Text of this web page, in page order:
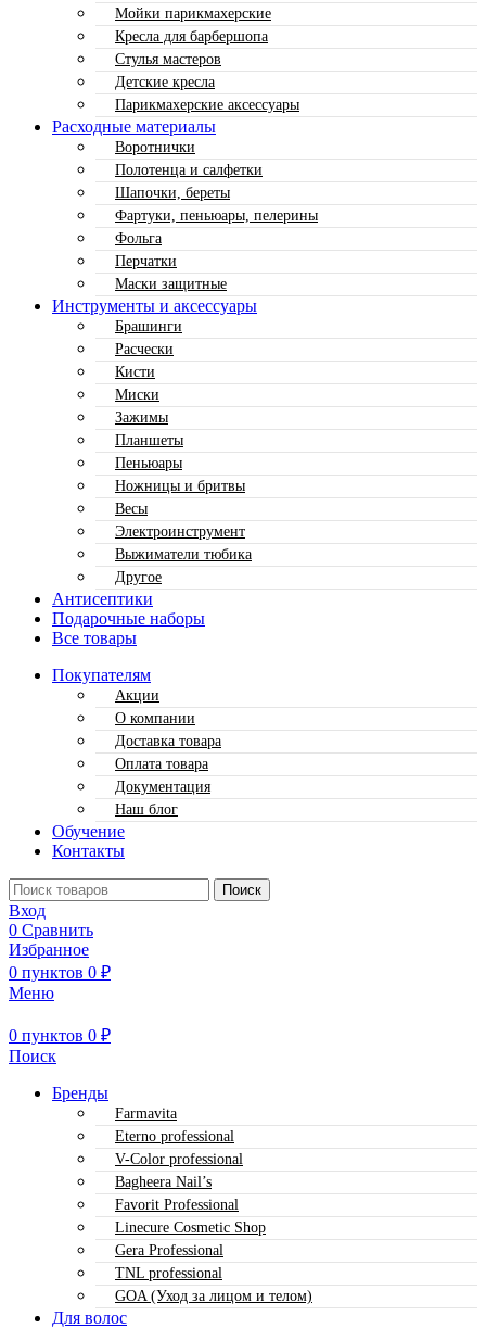
Мойки парикмахерские
Кресла для барбершопа
Стулья мастеров
Детские кресла
Парикмахерские аксессуары
Расходные материалы
Воротнички
Полотенца и салфетки
Шапочки, береты
Фартуки, пеньюары, пелерины
Фольга
Перчатки
Маски защитные
Инструменты и аксессуары
Брашинги
Расчески
Кисти
Миски
Зажимы
Планшеты
Пеньюары
Ножницы и бритвы
Весы
Электроинструмент
Выжиматели тюбика
Другое
Антисептики
Подарочные наборы
Все товары
Покупателям
Акции
О компании
Доставка товара
Оплата товара
Документация
Наш блог
Обучение
Контакты
Поиск
Вход
0 Сравнить
Избранное
0 пунктов 0 ₽
Меню
0 пунктов 0 ₽
Поиск
Бренды
Farmavita
Eterno professional
V-Color professional
Bagheera Nail’s
Favorit Professional
Linecure Cosmetic Shop
Gera Professional
TNL professional
GOA (Уход за лицом и телом)
Для волос